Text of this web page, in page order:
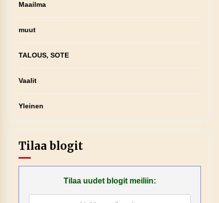
Maailma
muut
TALOUS, SOTE
Vaalit
Yleinen
Tilaa blogit
Tilaa uudet blogit meiliin: